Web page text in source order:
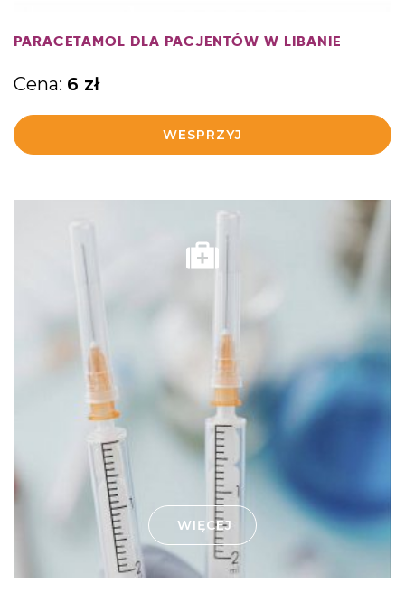
PARACETAMOL DLA PACJENTÓW W LIBANIE
Cena: 6 zł
WESPRZYJ
WIĘCEJ